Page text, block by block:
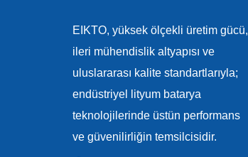
EIKTO, yüksek ölçekli üretim gücü,
ileri mühendislik altyapısı ve
uluslararası kalite standartlarıyla;
endüstriyel lityum batarya
teknolojilerinde üstün performans
ve güvenilirliğin temsilcisidir.